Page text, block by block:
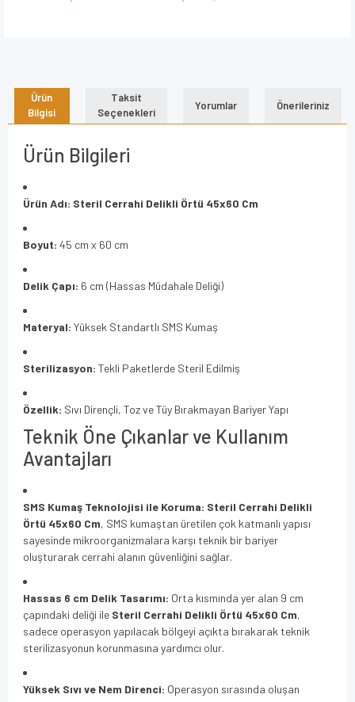
Ürün
Bilgisi
Taksit
Seçenekleri
Yorumlar Önerileriniz
Ürün Bilgileri
Ürün Adı: Steril Cerrahi Delikli Örtü 45x60 Cm
Boyut: 45 cm x 60 cm
Delik Çapı: 6 cm (Hassas Müdahale Deliği)
Materyal: Yüksek Standartlı SMS Kumaş
Sterilizasyon: Tekli Paketlerde Steril Edilmiş
Özellik: Sıvı Dirençli, Toz ve Tüy Bırakmayan Bariyer Yapı
Teknik Öne Çıkanlar ve Kullanım
Avantajları
SMS Kumaş Teknolojisi ile Koruma: Steril Cerrahi Delikli
Örtü 45x60 Cm, SMS kumaştan üretilen çok katmanlı yapısı
sayesinde mikroorganizmalara karşı teknik bir bariyer
oluşturarak cerrahi alanın güvenliğini sağlar.
Hassas 6 cm Delik Tasarımı: Orta kısmında yer alan 9 cm
çapındaki deliği ile Steril Cerrahi Delikli Örtü 45x60 Cm,
sadece operasyon yapılacak bölgeyi açıkta bırakarak teknik
sterilizasyonun korunmasına yardımcı olur.
Yüksek Sıvı ve Nem Direnci: Operasyon sırasında oluşan